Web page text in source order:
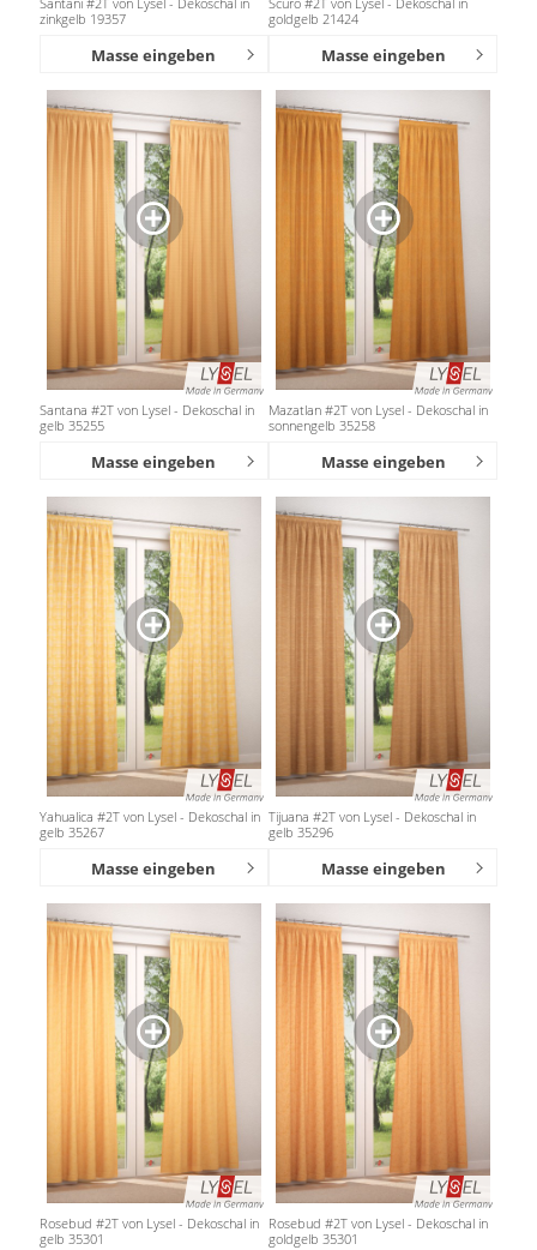
Gardinenstange
Stoffe
Panneaux
zinkgelb 19357
Masse eingeben
goldgelb 21424
Masse eingeben
Santana #2T von Lysel - Dekoschal in
gelb 35255
Masse eingeben
Mazatlan #2T von Lysel - Dekoschal in
sonnengelb 35258
Masse eingeben
Yahualica #2T von Lysel - Dekoschal in
gelb 35267
Masse eingeben
Tijuana #2T von Lysel - Dekoschal in
gelb 35296
Masse eingeben
Rosebud #2T von Lysel - Dekoschal in
gelb 35301
Rosebud #2T von Lysel - Dekoschal in
goldgelb 35301